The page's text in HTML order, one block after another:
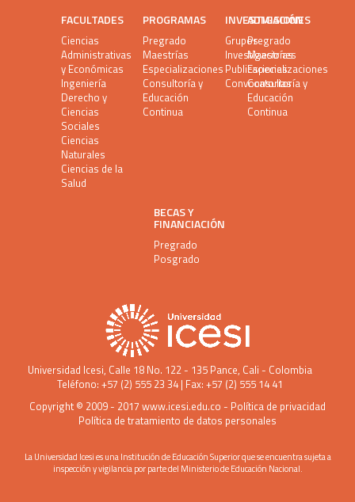
FACULTADES
Ciencias
Administrativas
y Económicas
Ingeniería
Derecho y
Ciencias
Sociales
Ciencias
Naturales
Ciencias de la
Salud
PROGRAMAS
Pregrado
Maestrías
Especializaciones
Consultoría y
Educación
Continua
INVESTIGACIÓN
Grupos
Investigaciones
Publicaciones
Convocatorias
ADMISIONES
Pregrado
Maestrías
Especializaciones
Consultoría y
Educación
Continua
BECAS Y
FINANCIACIÓN
Pregrado
Posgrado
Universidad Icesi, Calle 18 No. 122 - 135 Pance, Cali - Colombia
Teléfono: +57 (2) 555 23 34 | Fax: +57 (2) 555 14 41
Copyright © 2009 - 2017 www.icesi.edu.co - Política de privacidad
Política de tratamiento de datos personales
La Universidad Icesi es una Institución de Educación Superior que se encuentra sujeta a
inspección y vigilancia por parte del Ministerio de Educación Nacional.